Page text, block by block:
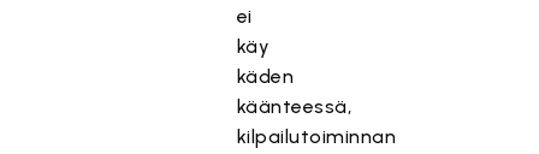
ei
käy
käden
käänteessä,
kilpailutoiminnan